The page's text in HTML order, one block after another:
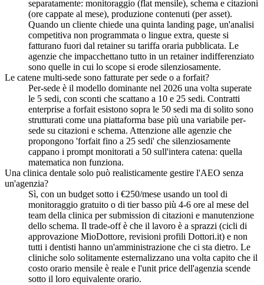
separatamente: monitoraggio (flat mensile), schema e citazioni
(ore cappate al mese), produzione contenuti (per asset).
Quando un cliente chiede una quinta landing page, un'analisi
competitiva non programmata o lingue extra, queste si
fatturano fuori dal retainer su tariffa oraria pubblicata. Le
agenzie che impacchettano tutto in un retainer indifferenziato
sono quelle in cui lo scope si erode silenziosamente.
Le catene multi-sede sono fatturate per sede o a forfait?
Per-sede è il modello dominante nel 2026 una volta superate
le 5 sedi, con sconti che scattano a 10 e 25 sedi. Contratti
enterprise a forfait esistono sopra le 50 sedi ma di solito sono
strutturati come una piattaforma base più una variabile per-
sede su citazioni e schema. Attenzione alle agenzie che
propongono 'forfait fino a 25 sedi' che silenziosamente
cappano i prompt monitorati a 50 sull'intera catena: quella
matematica non funziona.
Una clinica dentale solo può realisticamente gestire l'AEO senza
un'agenzia?
Sì, con un budget sotto i €250/mese usando un tool di
monitoraggio gratuito o di tier basso più 4-6 ore al mese del
team della clinica per submission di citazioni e manutenzione
dello schema. Il trade-off è che il lavoro è a sprazzi (cicli di
approvazione MioDottore, revisioni profili Dottori.it) e non
tutti i dentisti hanno un'amministrazione che ci sta dietro. Le
cliniche solo solitamente esternalizzano una volta capito che il
costo orario mensile è reale e l'unit price dell'agenzia scende
sotto il loro equivalente orario.